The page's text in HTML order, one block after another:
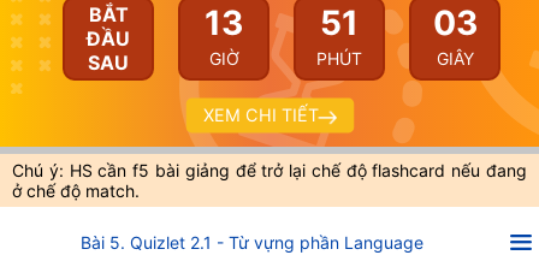
BẮT
ĐẦU
SAU
13
GIỜ
51
PHÚT
03
GIÂY
XEM CHI TIẾT
Chú ý: HS cần f5 bài giảng để trở lại chế độ flashcard nếu đang
ở chế độ match.
Bài 5. Quizlet 2.1 - Từ vựng phần Language